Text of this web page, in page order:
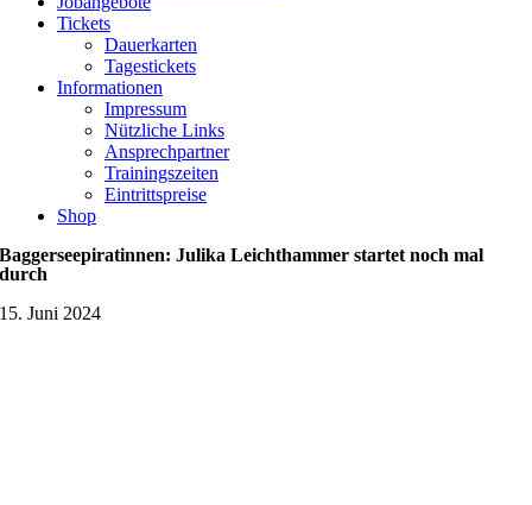
Tickets
Dauerkarten
Tagestickets
Informationen
Impressum
Nützliche Links
Ansprechpartner
Trainingszeiten
Eintrittspreise
Shop
Baggerseepiratinnen: Julika Leichthammer startet noch mal
durch
15. Juni 2024